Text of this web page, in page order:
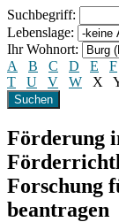
Suchbegriff:
Lebenslage:
Ihr Wohnort:
A
B C D E F
T
U V W X
Förderung
Forschung
beantragen